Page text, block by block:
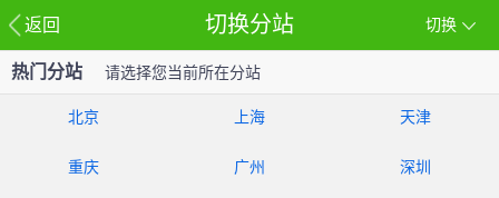
返回 切换
切换分站
热门分站 请选择您当前所在分站
北京 上海 天津
重庆 广州 深圳